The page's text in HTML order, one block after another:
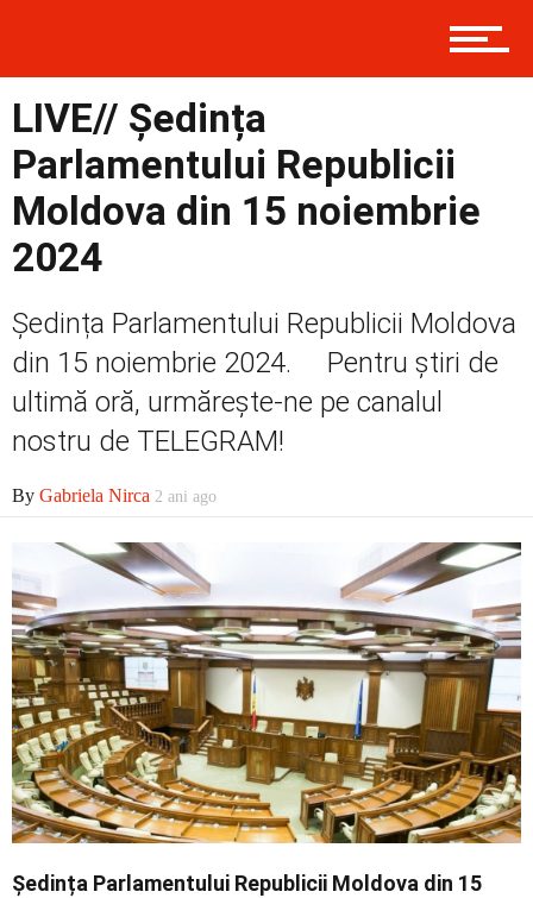
Prima
Politică
Externe
Economic
Contact
LIVE// Ședința
Parlamentului Republicii
Moldova din 15 noiembrie
2024
Ședința Parlamentului Republicii Moldova
din 15 noiembrie 2024. Pentru știri de
ultimă oră, urmărește-ne pe canalul
nostru de TELEGRAM!
By Gabriela Nirca 2 ani ago
Ședința Parlamentului Republicii Moldova din 15